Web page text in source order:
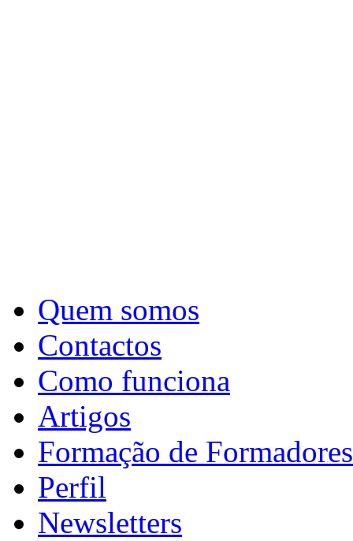
Quem somos
Contactos
Como funciona
Artigos
Formação de Formadores
Perfil
Newsletters